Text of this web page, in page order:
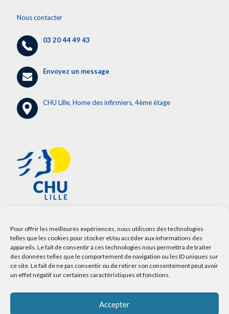
Pour offrir les meilleures expériences, nous utilisons des technologies
telles que les cookies pour stocker et/ou accéder aux informations des
appareils. Le fait de consentir à ces technologies nous permettra de traiter
des données telles que le comportement de navigation ou les ID uniques sur
ce site. Le fait de ne pas consentir ou de retirer son consentement peut avoir
un effet négatif sur certaines caractéristiques et fonctions.
Accepter
Nous contacter
03 20 44 49 43
Envoyez un message
CHU Lille, Home des infirmiers, 4ème étage